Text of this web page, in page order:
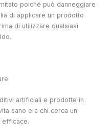
poiché può danneggiare
di applicare un prodotto
di utilizzare qualsiasi
artificiali e prodotte in
sano e a chi cerca un
efficace.